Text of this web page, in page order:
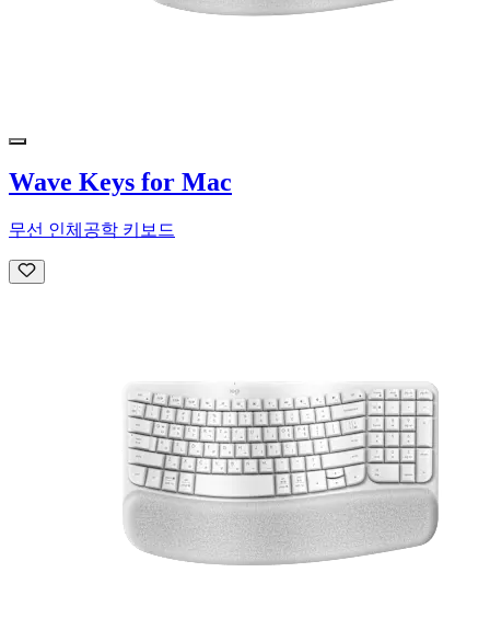
Wave Keys for Mac
무선 인체공학 키보드